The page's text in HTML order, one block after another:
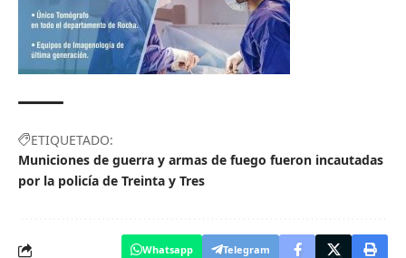
ETIQUETADO:
Municiones de guerra y armas de fuego fueron incautadas
por la policía de Treinta y Tres
Whatsapp Telegram